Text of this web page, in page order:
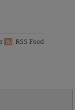
RSS Feed